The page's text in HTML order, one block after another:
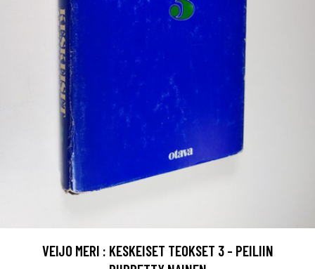
VEIJO MERI : KESKEISET TEOKSET 3 - PEILIIN